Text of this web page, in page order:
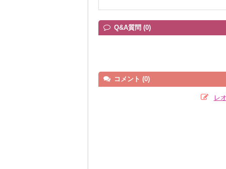
Q&A質問 (0)
コメント (0)
レ